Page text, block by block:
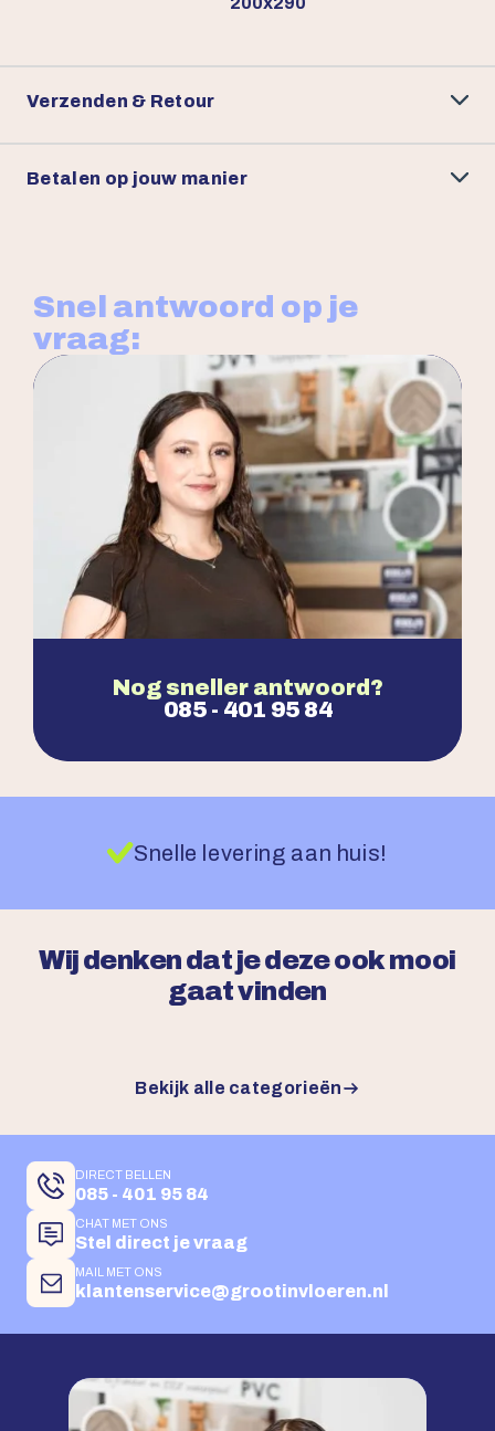
Verzenden & Retour
Betalen op jouw manier
Snel antwoord op je
vraag:
Nog sneller antwoord?
085 - 401 95 84
Snelle levering aan huis!
Wij denken dat je deze ook mooi
gaat vinden
Bekijk alle categorieën
DIRECT BELLEN
085 - 401 95 84
CHAT MET ONS
Stel direct je vraag
MAIL MET ONS
klantenservice@grootinvloeren.nl